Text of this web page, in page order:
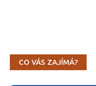
CO VÁS ZAJÍMÁ?